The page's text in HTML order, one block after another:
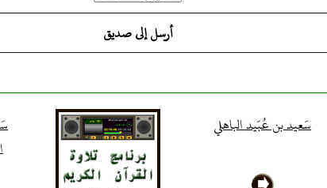
أرسل إلى صديق
سَعيد بن عُبَيد الباهلي